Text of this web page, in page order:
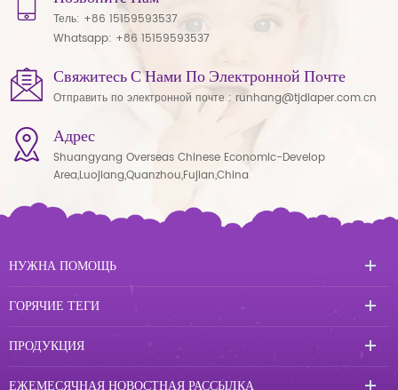
Тель: +86 15159593537
Whatsapp: +86 15159593537
Свяжитесь С Нами По Электронной Почте
Отправить по электронной почте : runhang@tjdiaper.com.cn
Адрес
Shuangyang Overseas Chinese Economic-Develop
Area,Luojiang,Quanzhou,Fujian,China
НУЖНА ПОМОЩЬ
ГОРЯЧИЕ ТЕГИ
ПРОДУКЦИЯ